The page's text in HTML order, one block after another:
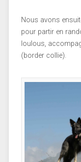
Nous avons
pour partir en
loulous,
(border collie).